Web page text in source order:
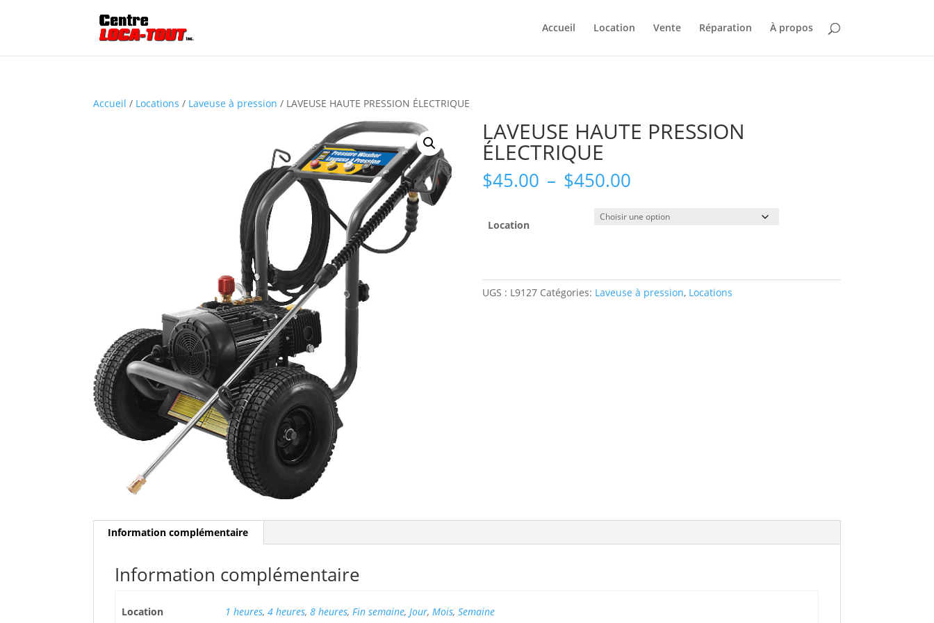
Accueil Location Vente Réparation À propos
Accueil / Locations / Laveuse à pression / LAVEUSE HAUTE PRESSION ÉLECTRIQUE
LAVEUSE HAUTE PRESSION
ÉLECTRIQUE
$45.00 – $450.00Plage
prix :
$45.00
Location
UGS : L9127 Catégories: Laveuse à pression, Locations
Information complémentaire
Information complémentaire
Location 1 heures, 4 heures, 8 heures, Fin semaine, Jour, Mois, Semaine